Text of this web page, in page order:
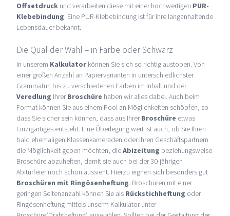
Offsetdruck und verarbeiten diese mit einer hochwertigen PUR-
Klebebindung. Eine PUR-Klebebindung ist für ihre langanhaltende
Lebensdauer bekannt.
Die Qual der Wahl – in Farbe oder Schwarz
In unserem Kalkulator können Sie sich so richtig austoben. Von
einer großen Anzahl an Papiervarianten in unterschiedlichster
Grammatur, bis zu verschiedenen Farben im Inhalt und der
Veredlung IhrerBroschüre haben wir alles dabei. Auch beim
Format können Sie aus einem Pool an Möglichkeiten schöpfen, so
dass Sie sicher sein können, dass aus IhrerBroschüre etwas
Einzigartiges entsteht. Eine Überlegung wert ist auch, ob Sie Ihren
bald ehemaligen Klassenkameraden oder Ihren Geschäftspartnern
die Möglichkeit geben möchten, dieAbizeitung beziehungsweise
Broschüre abzuheften, damit sie auch bei der 30-jährigen
Abiturfeier noch schön aussieht. Hierzu eignen sich besonders gut
Broschüren mit Ringösenheftung. Broschüren mit einer
geringen Seitenanzahl können Sie als Rückstichheftung oder
Ringösenheftung mittels unserm Kalkulator unter